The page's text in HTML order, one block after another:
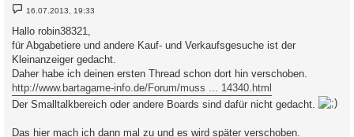
B
e
i
t
r
a
g
16.07.2013, 19:33
Hallo robin38321,
für Abgabetiere und andere Kauf- und Verkaufsgesuche ist der
Kleinanzeiger gedacht.
Daher habe ich deinen ersten Thread schon dort hin verschoben.
http://www.bartagame-info.de/Forum/muss ... 14340.html
Der Smalltalkbereich oder andere Boards sind dafür nicht gedacht.
Das hier mach ich dann mal zu und es wird später verschoben.